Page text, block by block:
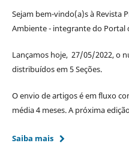
Sejam bem-vindo(a)s à Revista
Ambiente - integrante do Portal
Lançamos hoje, 27/05/2022, o
distribuídos em 5 Seções.
O envio de artigos é em fluxo
média 4 meses. A próxima
Saiba mais